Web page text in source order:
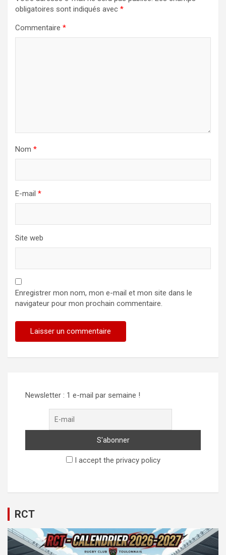
obligatoires sont indiqués avec *
Commentaire *
Nom *
E-mail *
Site web
Enregistrer mon nom, mon e-mail et mon site dans le
navigateur pour mon prochain commentaire.
Newsletter : 1 e-mail par semaine !
I accept the privacy policy
RCT